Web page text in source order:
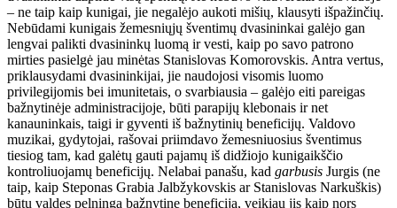
– ne taip kaip kunigai, jie negalėjo aukoti mišių, klausyti išpažinčių.
Nebūdami kunigais žemesniųjų šventimų dvasininkai galėjo gan
lengvai palikti dvasininkų luomą ir vesti, kaip po savo patrono
mirties pasielgė jau minėtas Stanislovas Komorovskis. Antra vertus,
priklausydami dvasininkijai, jie naudojosi visomis luomo
privilegijomis bei imunitetais, o svarbiausia – galėjo eiti pareigas
bažnytinėje administracijoje, būti parapijų klebonais ir net
kanauninkais, taigi ir gyventi iš bažnytinių beneficijų. Valdovo
muzikai, gydytojai, rašovai priimdavo žemesniuosius šventimus
tiesiog tam, kad galėtų gauti pajamų iš didžiojo kunigaikščio
kontroliuojamų beneficijų. Nelabai panašu, kad garbusis Jurgis (ne
taip, kaip Steponas Grabia Jalbžykovskis ar Stanislovas Narkuškis)
būtų valdęs pelningą bažnytinę beneficiją, veikiau jis kaip nors